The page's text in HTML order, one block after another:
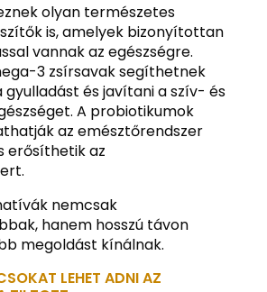
olyan természetes
is, amelyek bizonyítottan
vannak az egészségre.
3 zsírsavak segíthetnek
és javítani a szív- és
A probiotikumok
az emésztőrendszer
erősíthetik az
nemcsak
hanem hosszú távon
megoldást kínálnak.
LEHET ADNI AZ